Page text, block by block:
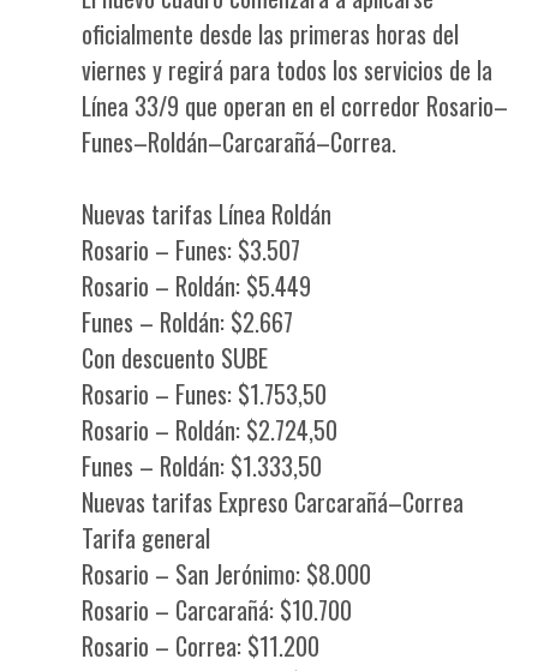
oficialmente desde las primeras horas del
viernes y regirá para todos los servicios de la
Línea 33/9 que operan en el corredor Rosario–
Funes–Roldán–Carcarañá–Correa.
Nuevas tarifas Línea Roldán
Rosario – Funes: $3.507
Rosario – Roldán: $5.449
Funes – Roldán: $2.667
Con descuento SUBE
Rosario – Funes: $1.753,50
Rosario – Roldán: $2.724,50
Funes – Roldán: $1.333,50
Nuevas tarifas Expreso Carcarañá–Correa
Tarifa general
Rosario – San Jerónimo: $8.000
Rosario – Carcarañá: $10.700
Rosario – Correa: $11.200